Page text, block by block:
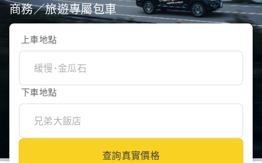
商務／旅遊專屬包車
上車地點
下車地點
查詢真實價格